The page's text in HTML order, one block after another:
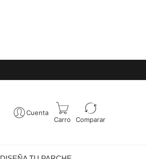
Cuenta
Carro
Comparar